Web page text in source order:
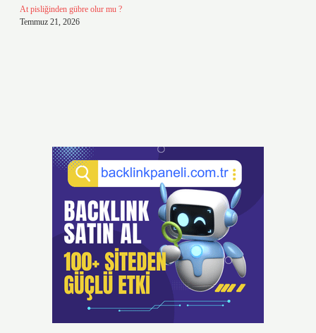
At pisliğinden gübre olur mu ?
Temmuz 21, 2026